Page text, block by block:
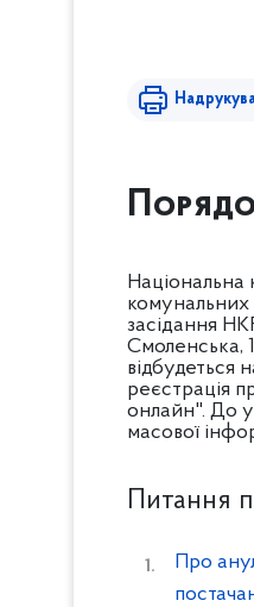
Національна
комунальних
засідання
Смоленська,
відбудеться
реєстрація
онлайн". До
масової
Питання
Про